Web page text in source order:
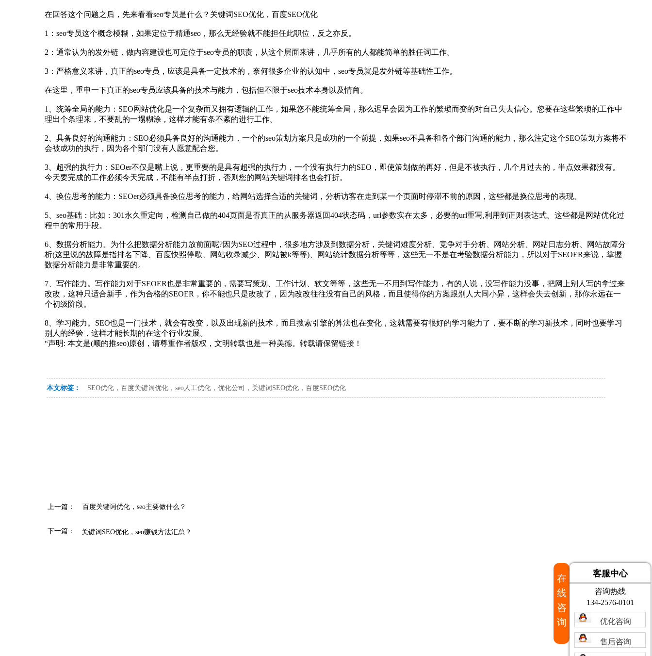
在回答这个问题之后，先来看看seo专员是什么？关键词SEO优化，百度SEO优化
1：seo专员这个概念模糊，如果定位于精通seo，那么无经验就不能担任此职位，反之亦反。
2：通常认为的发外链，做内容建设也可定位于seo专员的职责，从这个层面来讲，几乎所有的人都能简单的胜任词工作。
3：严格意义来讲，真正的seo专员，应该是具备一定技术的，奈何很多企业的认知中，seo专员就是发外链等基础性工作。
在这里，重申一下真正的seo专员应该具备的技术与能力，包括但不限于seo技术本身以及情商。
1、统筹全局的能力：SEO网站优化是一个复杂而又拥有逻辑的工作，如果您不能统筹全局，那么迟早会因为工作的繁琐而变的对自己失去信心。您要在这些繁琐的工作中
理出个条理来，不要乱的一塌糊涂，这样才能有条不紊的进行工作。
2、具备良好的沟通能力：SEO必须具备良好的沟通能力，一个的seo策划方案只是成功的一个前提，如果seo不具备和各个部门沟通的能力，那么注定这个SEO策划方案将不
会被成功的执行，因为各个部门没有人愿意配合您。
3、超强的执行力：SEOer不仅是嘴上说，更重要的是具有超强的执行力，一个没有执行力的SEO，即使策划做的再好，但是不被执行，几个月过去的，半点效果都没有。
今天要完成的工作必须今天完成，不能有半点打折，否则您的网站关键词排名也会打折。
4、换位思考的能力：SEOer必须具备换位思考的能力，给网站选择合适的关键词，分析访客在走到某一个页面时停滞不前的原因，这些都是换位思考的表现。
5、seo基础：比如：301永久重定向，检测自己做的404页面是否真正的从服务器返回404状态码，url参数实在太多，必要的url重写,利用到正则表达式。这些都是网站优化过
程中的常用手段。
6、数据分析能力。为什么把数据分析能力放前面呢?因为SEO过程中，很多地方涉及到数据分析，关键词难度分析、竞争对手分析、网站分析、网站日志分析、网站故障分
析(这里说的故障是指排名下降、百度快照停歇、网站收录减少、网站被k等等)、网站统计数据分析等等，这些无一不是在考验数据分析能力，所以对于SEOER来说，掌握
数据分析能力是非常重要的。
7、写作能力。写作能力对于SEOER也是非常重要的，需要写策划、工作计划、软文等等，这些无一不用到写作能力，有的人说，没写作能力没事，把网上别人写的拿过来
改改，这种只适合新手，作为合格的SEOER，你不能也只是改改了，因为改改往往没有自己的风格，而且使得你的方案跟别人大同小异，这样会失去创新，那你永远在一
个初级阶段。
8、学习能力。SEO也是一门技术，就会有改变，以及出现新的技术，而且搜索引擎的算法也在变化，这就需要有很好的学习能力了，要不断的学习新技术，同时也要学习
别人的经验，这样才能长期的在这个行业发展。
“声明: 本文是(顺的推seo)原创，请尊重作者版权，文明转载也是一种美德。转载请保留链接！
本文标签： SEO优化，百度关键词优化，seo人工优化，优化公司，关键词SEO优化，百度SEO优化
上一篇： 百度关键词优化，seo主要做什么？
下一篇： 关键词SEO优化，seo赚钱方法汇总？
在
线
咨
询
客服中心
咨询热线
134-2576-0101
优化咨询
售后咨询